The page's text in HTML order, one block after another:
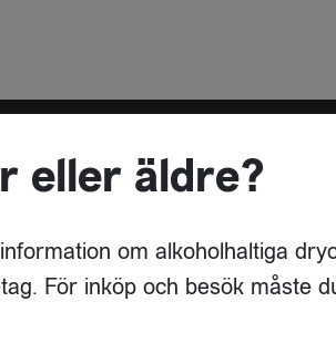
eller äldre?
om alkoholhaltiga
För inköp och besök måste